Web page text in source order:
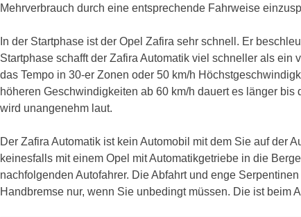
Mehrverbrauch durch eine entsprechende Fahrweise
In der Startphase ist der Opel Zafira sehr schnell. Er
Startphase schafft der Zafira Automatik viel schneller als
das Tempo in 30-er Zonen oder 50 km/h
höheren Geschwindigkeiten ab 60 km/h dauert es länger
wird unangenehm laut.
Der Zafira Automatik ist kein Automobil mit dem Sie auf der
keinesfalls mit einem Opel mit Automatikgetriebe in die
nachfolgenden Autofahrer. Die Abfahrt und enge
Handbremse nur, wenn Sie unbedingt müssen. Die ist beim